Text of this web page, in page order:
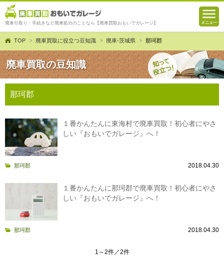
廃車引取り・手続きなど廃車処分のことなら【廃車買取おもいでガレージ】
TOP 廃車買取に役立つ豆知識 廃車-茨城県 那珂郡
廃車買取の豆知識
那珂郡
１番かんたんに東海村で廃車買取！初心者にやさ
しい『おもいでガレージ』へ！
那珂郡 2018.04.30
１番かんたんに那珂郡で廃車買取！初心者にやさ
しい『おもいでガレージ』へ！
那珂郡 2018.04.30
1～2件／2件